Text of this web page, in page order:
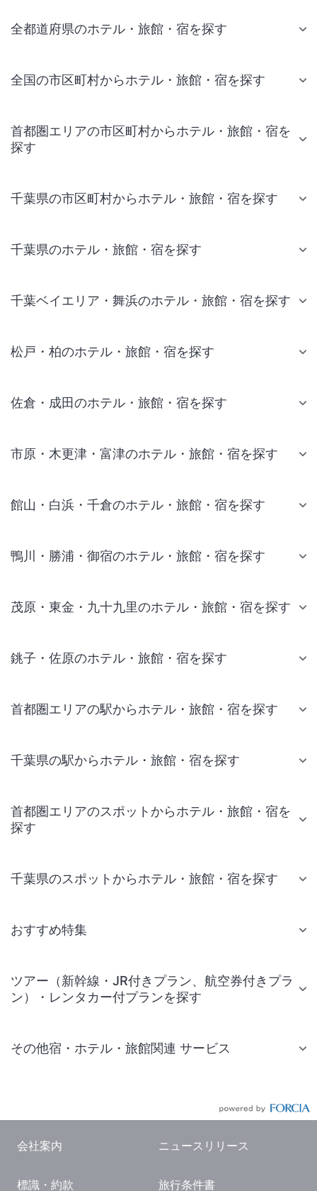
全都道府県のホテル・旅館・宿を探す
全国の市区町村からホテル・旅館・宿を探す
首都圏エリアの市区町村からホテル・旅館・宿を
探す
千葉県の市区町村からホテル・旅館・宿を探す
千葉県のホテル・旅館・宿を探す
千葉ベイエリア・舞浜のホテル・旅館・宿を探す
松戸・柏のホテル・旅館・宿を探す
佐倉・成田のホテル・旅館・宿を探す
市原・木更津・富津のホテル・旅館・宿を探す
館山・白浜・千倉のホテル・旅館・宿を探す
鴨川・勝浦・御宿のホテル・旅館・宿を探す
茂原・東金・九十九里のホテル・旅館・宿を探す
銚子・佐原のホテル・旅館・宿を探す
首都圏エリアの駅からホテル・旅館・宿を探す
千葉県の駅からホテル・旅館・宿を探す
首都圏エリアのスポットからホテル・旅館・宿を
探す
千葉県のスポットからホテル・旅館・宿を探す
おすすめ特集
ツアー（新幹線・JR付きプラン、航空券付きプラ
ン）・レンタカー付プランを探す
その他宿・ホテル・旅館関連 サービス
会社案内 ニュースリリース
標識・約款 旅行条件書